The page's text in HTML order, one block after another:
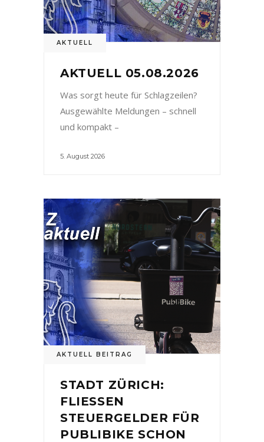
AKTUELL
AKTUELL 05.08.2026
Was sorgt heute für Schlagzeilen?
Ausgewählte Meldungen – schnell
und kompakt –
5. August 2026
AKTUELL BEITRAG
STADT ZÜRICH:
FLIESSEN
STEUERGELDER FÜR
PUBLIBIKE SCHON